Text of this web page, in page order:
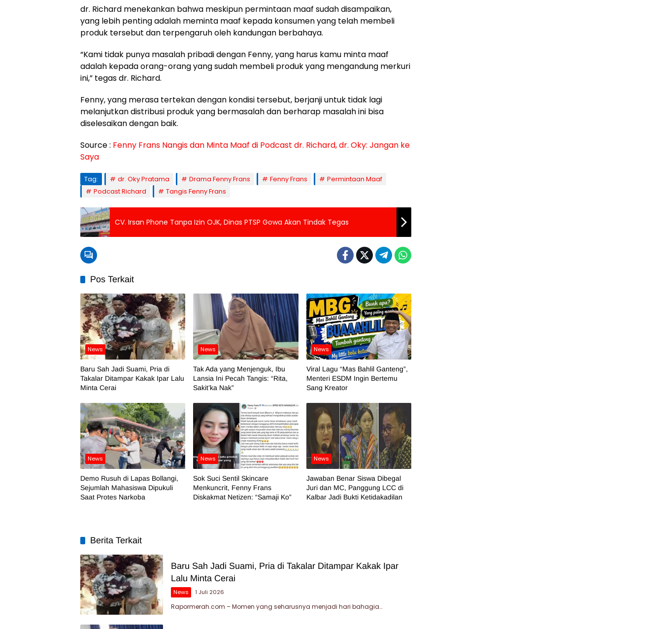
dr. Richard menekankan bahwa meskipun permintaan maaf sudah disampaikan,
yang lebih penting adalah meminta maaf kepada konsumen yang telah membeli
produk tersebut dan terpengaruh oleh kandungan berbahaya.
“Kami tidak punya masalah pribadi dengan Fenny, yang harus kamu minta maaf
adalah kepada orang-orang yang sudah membeli produk yang mengandung merkuri
ini,” tegas dr. Richard.
Fenny, yang merasa tertekan dengan kondisi tersebut, berjanji untuk tidak lagi
melanjutkan distribusi produk yang bermasalah dan berharap masalah ini bisa
diselesaikan dengan baik.
Source : Fenny Frans Nangis dan Minta Maaf di Podcast dr. Richard, dr. Oky: Jangan ke
Saya
Tag: dr. Oky Pratama Drama Fenny Frans Fenny Frans
Permintaan Maaf
Podcast Richard
Tangis Fenny Frans
CV. Irsan Phone Tanpa Izin OJK, Dinas PTSP Gowa Akan Tindak Tegas
Pos Terkait
News
Baru Sah Jadi Suami, Pria di
Takalar Ditampar Kakak Ipar Lalu
Minta Cerai
News
Tak Ada yang Menjenguk, Ibu
Lansia Ini Pecah Tangis: “Rita,
Sakit’ka Nak”
News
Viral Lagu “Mas Bahlil Ganteng”,
Menteri ESDM Ingin Bertemu
Sang Kreator
News
Demo Rusuh di Lapas Bollangi,
Sejumlah Mahasiswa Dipukuli
Saat Protes Narkoba
News
Sok Suci Sentil Skincare
Menkuncrit, Fenny Frans
Diskakmat Netizen: “Samaji Ko”
News
Jawaban Benar Siswa Dibegal
Juri dan MC, Panggung LCC di
Kalbar Jadi Bukti Ketidakadilan
Berita Terkait
Baru Sah Jadi Suami, Pria di Takalar Ditampar Kakak Ipar
Lalu Minta Cerai
News 1 Juli 2026
Rapormerah.com – Momen yang seharusnya menjadi hari bahagia…